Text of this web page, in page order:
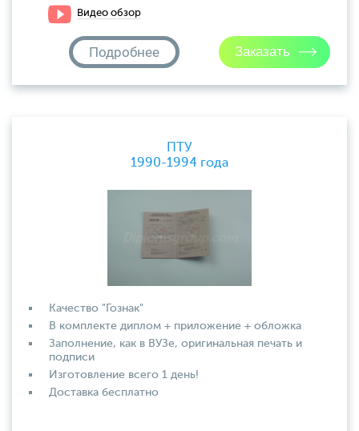
Видео обзор
Подробнее
ПТУ
1990-1994 года
Качество "Гознак"
В комплекте диплом + приложение + обложка
Заполнение, как в ВУЗе, оригинальная печать и
подписи
Изготовление всего 1 день!
Доставка бесплатно